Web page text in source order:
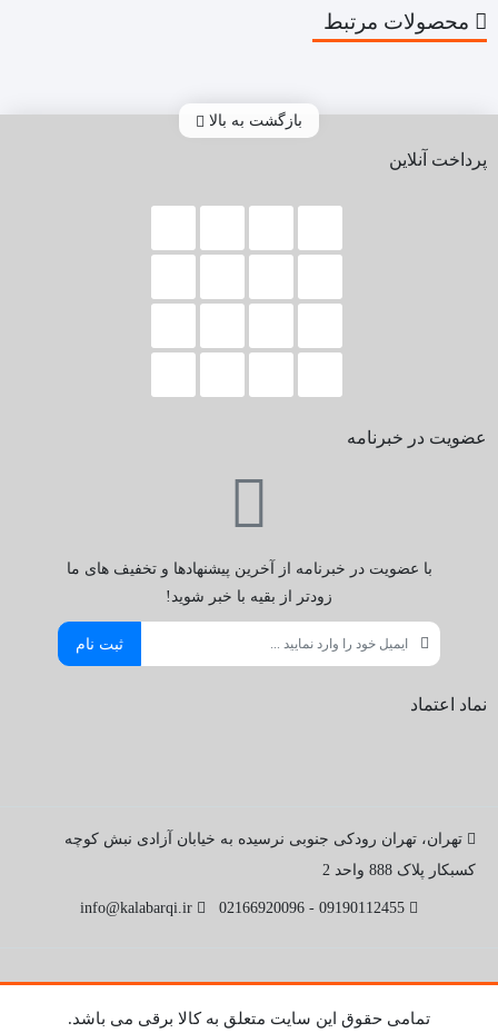
محصولات مرتبط
بازگشت به بالا
پرداخت آنلاین
عضویت در خبرنامه
با عضویت در خبرنامه از آخرین پیشنهادها و تخفیف های ما
زودتر از بقیه با خبر شوید!
ثبت نام
نماد اعتماد
تهران، تهران رودکی جنوبی نرسیده به خیابان آزادی نبش کوچه
کسبکار پلاک 888 واحد 2
09190112455 - 02166920096
info@kalabarqi.ir
تمامی حقوق این سایت متعلق به کالا برقی می باشد.